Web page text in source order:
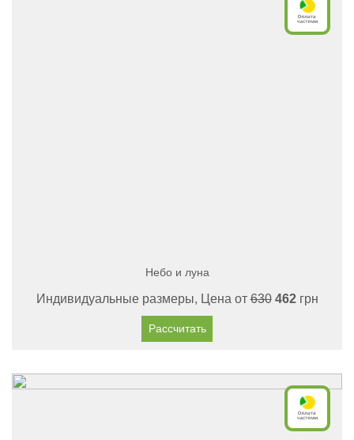
Небо и луна
Индивидуальные размеры, Цена от630 462грн
Рассчитать